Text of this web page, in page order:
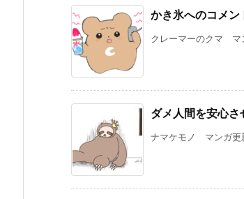
かき氷へのコメン
クレーマーのクマ マ
ダメ人間を安心さ
ナマケモノ マンガ更